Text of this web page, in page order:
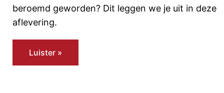
beroemd geworden? Dit leggen we je uit in deze
aflevering.
Luister »